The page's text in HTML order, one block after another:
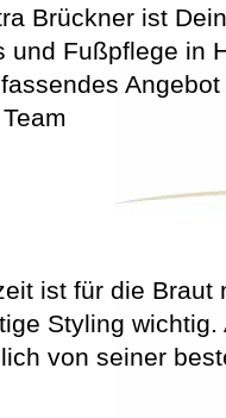
Brückner ist
und Fußpflege in
ist für die Braut
Styling
von seiner